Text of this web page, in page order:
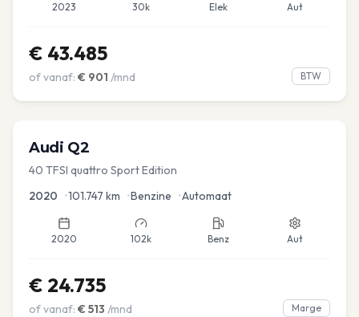
2023 30k Elek Aut
€ 43.485
of vanaf: € 901 /mnd BTW
Audi Q2
40 TFSI quattro Sport Edition
2020 •101.747 km •Benzine •Automaat
2020 102k Benz Aut
€ 24.735
of vanaf: € 513 /mnd Marge